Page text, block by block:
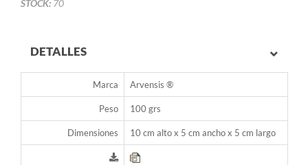
STOCK: 70
DETALLES
Marca Arvensis ®
Peso 100 grs
Dimensiones 10 cm alto x 5 cm ancho x 5 cm largo